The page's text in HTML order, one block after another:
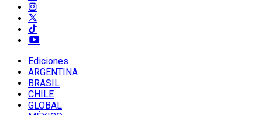
Ediciones
ARGENTINA
BRASIL
CHILE
GLOBAL